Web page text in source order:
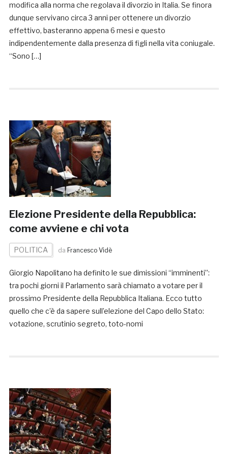
modifica alla norma che regolava il divorzio in Italia. Se finora
dunque servivano circa 3 anni per ottenere un divorzio
effettivo, basteranno appena 6 mesi e questo
indipendentemente dalla presenza di figli nella vita coniugale.
“Sono […]
Elezione Presidente della Repubblica:
come avviene e chi vota
POLITICA da Francesco Vidè
Giorgio Napolitano ha definito le sue dimissioni “imminenti”:
tra pochi giorni il Parlamento sarà chiamato a votare per il
prossimo Presidente della Repubblica Italiana. Ecco tutto
quello che c’è da sapere sull’elezione del Capo dello Stato:
votazione, scrutinio segreto, toto-nomi